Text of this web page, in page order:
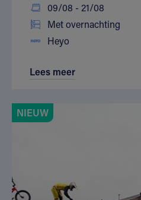
09/08 - 21/08
Met overnachting
Heyo
Lees meer
NIEUW